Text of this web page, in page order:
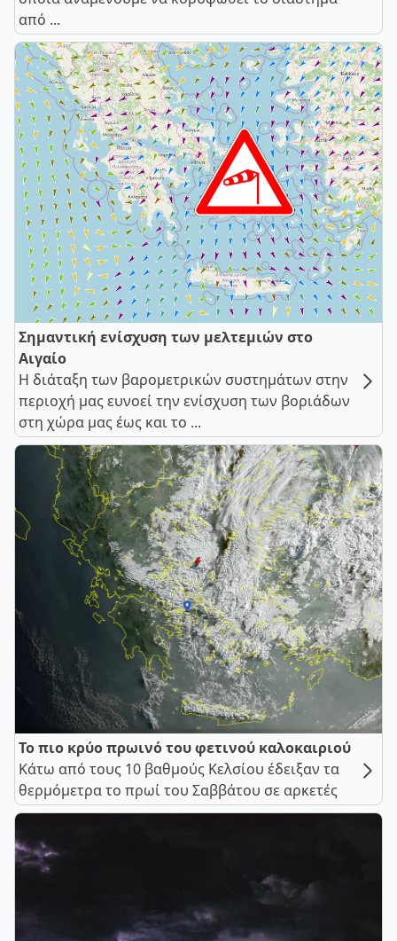
από ...
Σημαντική ενίσχυση των μελτεμιών στο
Αιγαίο
Η διάταξη των βαρομετρικών συστημάτων στην
περιοχή μας ευνοεί την ενίσχυση των βοριάδων
στη χώρα μας έως και το ...
Το πιο κρύο πρωινό του φετινού καλοκαιριού
Κάτω από τους 10 βαθμούς Κελσίου έδειξαν τα
θερμόμετρα το πρωί του Σαββάτου σε αρκετές